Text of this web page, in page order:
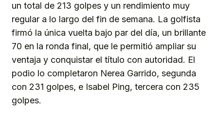
un total de 213 golpes y un rendimiento muy
regular a lo largo del fin de semana. La golfista
firmó la única vuelta bajo par del día, un brillante
70 en la ronda final, que le permitió ampliar su
ventaja y conquistar el título con autoridad. El
podio lo completaron Nerea Garrido, segunda
con 231 golpes, e Isabel Ping, tercera con 235
golpes.